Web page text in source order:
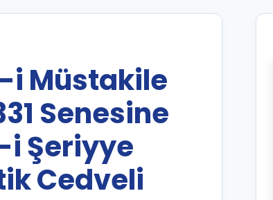
i Müstakile
Senesine
Şeriyye
Cedveli